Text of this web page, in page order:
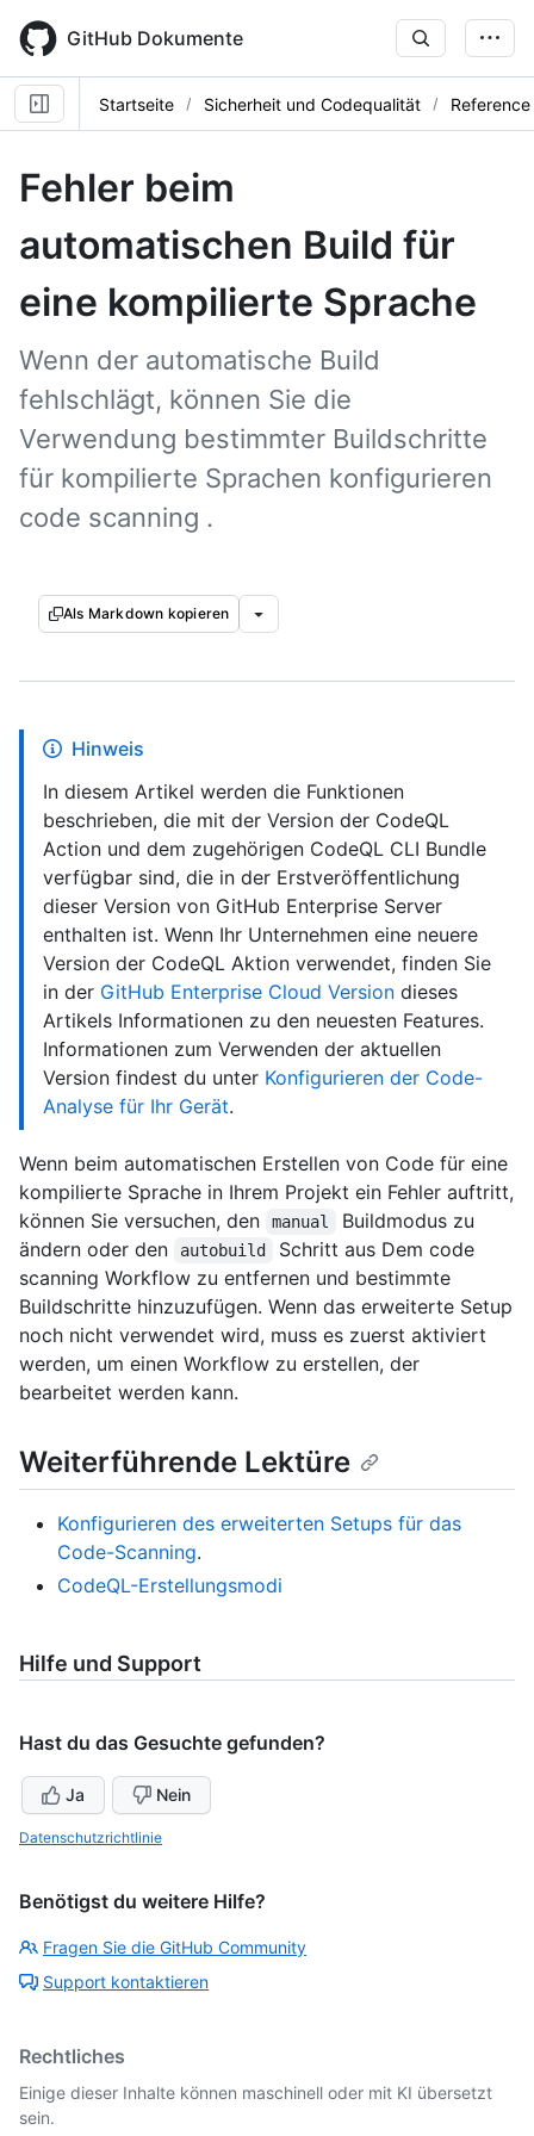
main
content
GitHub Dokumente
Startseite Sicherheit und Codequalität Reference
Fehler beim
automatischen Build für
eine kompilierte Sprache
Wenn der automatische Build
fehlschlägt, können Sie die
Verwendung bestimmter Buildschritte
für kompilierte Sprachen konfigurieren
code scanning .
Als Markdown kopieren
Hinweis
In diesem Artikel werden die Funktionen
beschrieben, die mit der Version der CodeQL
Action und dem zugehörigen CodeQL CLI Bundle
verfügbar sind, die in der Erstveröffentlichung
dieser Version von GitHub Enterprise Server
enthalten ist. Wenn Ihr Unternehmen eine neuere
Version der CodeQL Aktion verwendet, finden Sie
in der GitHub Enterprise Cloud Version dieses
Artikels Informationen zu den neuesten Features.
Informationen zum Verwenden der aktuellen
Version findest du unter Konfigurieren der Code-
Analyse für Ihr Gerät.
Wenn beim automatischen Erstellen von Code für eine
kompilierte Sprache in Ihrem Projekt ein Fehler auftritt,
können Sie versuchen, den
manual
Buildmodus zu
ändern oder den
autobuild
Schritt aus Dem code
scanning Workflow zu entfernen und bestimmte
Buildschritte hinzuzufügen. Wenn das erweiterte Setup
noch nicht verwendet wird, muss es zuerst aktiviert
werden, um einen Workflow zu erstellen, der
bearbeitet werden kann.
Weiterführende Lektüre
Konfigurieren des erweiterten Setups für das
Code-Scanning.
CodeQL-Erstellungsmodi
Hilfe und Support
Hast du das Gesuchte gefunden?
Ja Nein
Datenschutzrichtlinie
Benötigst du weitere Hilfe?
Fragen Sie die GitHub Community
Support kontaktieren
Rechtliches
Einige dieser Inhalte können maschinell oder mit KI übersetzt
sein.